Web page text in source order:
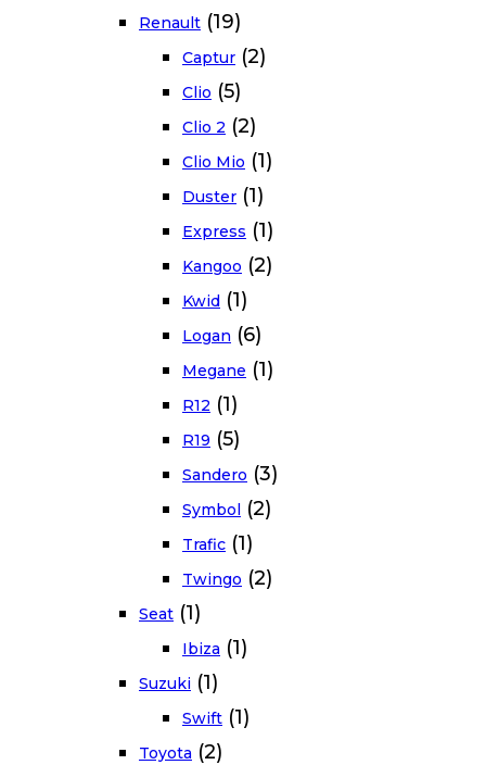
Renault (19)
Captur (2)
Clio (5)
Clio 2 (2)
Clio Mio (1)
Duster (1)
Express (1)
Kangoo (2)
Kwid (1)
Logan (6)
Megane (1)
R12 (1)
R19 (5)
Sandero (3)
Symbol (2)
Trafic (1)
Twingo (2)
Seat (1)
Ibiza (1)
Suzuki (1)
Swift (1)
Toyota (2)